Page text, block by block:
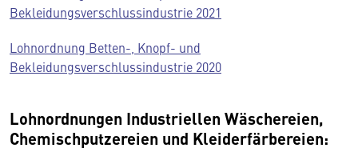
Bekleidungsverschlussindustrie 2021
Lohnordnung Betten-, Knopf- und
Bekleidungsverschlussindustrie 2020
Lohnordnungen Industriellen Wäschereien,
Chemischputzereien und Kleiderfärbereien: